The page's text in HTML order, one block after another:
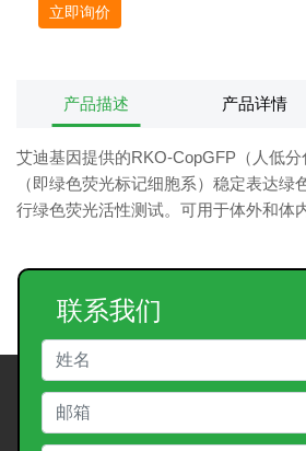
立即询价
产品描述 产品详情
艾迪基因提供的RKO-CopGFP（人低分
（即绿色荧光标记细胞系）稳定表达绿
行绿色荧光活性测试。可用于体外和体
联系我们